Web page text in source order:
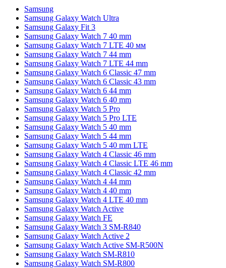
Samsung
Samsung Galaxy Watch Ultra
Samsung Galaxy Fit 3
Samsung Galaxy Watch 7 40 mm
Samsung Galaxy Watch 7 LTE 40 мм
Samsung Galaxy Watch 7 44 mm
Samsung Galaxy Watch 7 LTE 44 mm
Samsung Galaxy Watch 6 Classic 47 mm
Samsung Galaxy Watch 6 Classic 43 mm
Samsung Galaxy Watch 6 44 mm
Samsung Galaxy Watch 6 40 mm
Samsung Galaxy Watch 5 Pro
Samsung Galaxy Watch 5 Pro LTE
Samsung Galaxy Watch 5 40 mm
Samsung Galaxy Watch 5 44 mm
Samsung Galaxy Watch 5 40 mm LTE
Samsung Galaxy Watch 4 Classic 46 mm
Samsung Galaxy Watch 4 Classic LTE 46 mm
Samsung Galaxy Watch 4 Classic 42 mm
Samsung Galaxy Watch 4 44 mm
Samsung Galaxy Watch 4 40 mm
Samsung Galaxy Watch 4 LTE 40 mm
Samsung Galaxy Watch Active
Samsung Galaxy Watch FE
Samsung Galaxy Watch 3 SM-R840
Samsung Galaxy Watch Active 2
Samsung Galaxy Watch Active SM-R500N
Samsung Galaxy Watch SM-R810
Samsung Galaxy Watch SM-R800